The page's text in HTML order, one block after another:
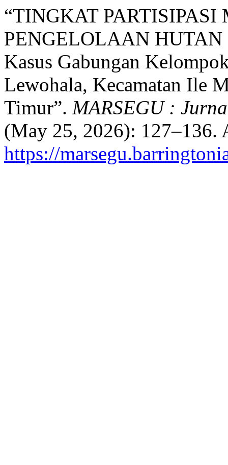
“TINGKAT
PENGELOLAAN
Kasus Gabungan
Lewohala, Kecamatan Ile
Timur”. MARSEGU :
(May 25, 2026): 127–136.
https://